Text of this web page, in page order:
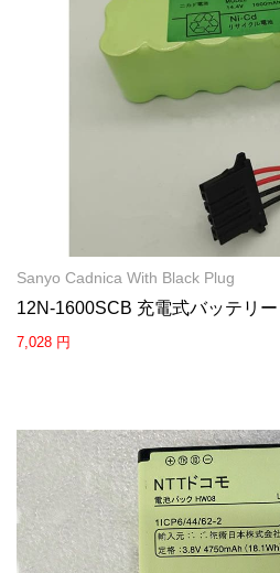
Sanyo Cadnica With Black Plug
12N-1600SCB 充電式バッテリー
7,028 円